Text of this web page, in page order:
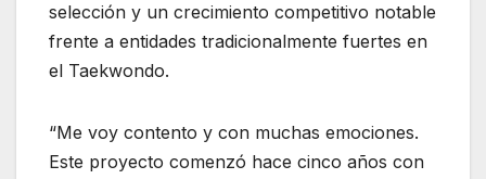
selección y un crecimiento competitivo notable
frente a entidades tradicionalmente fuertes en
el Taekwondo.
“Me voy contento y con muchas emociones.
Este proyecto comenzó hace cinco años con